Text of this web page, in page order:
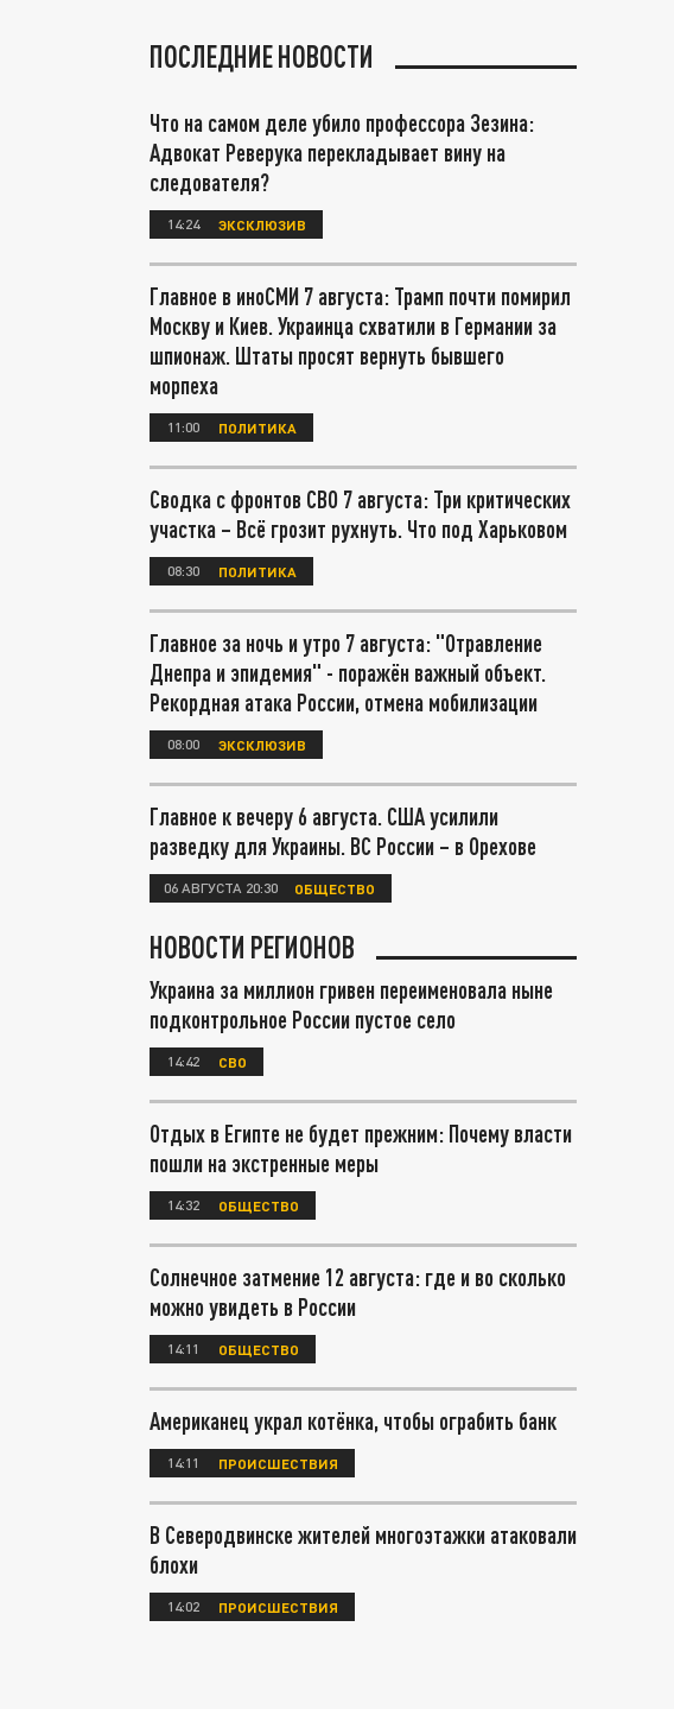
ПОСЛЕДНИЕ НОВОСТИ
Что на самом деле убило профессора Зезина:
Адвокат Реверука перекладывает вину на
следователя?
14:24 ЭКСКЛЮЗИВ
Главное в иноСМИ 7 августа: Трамп почти помирил
Москву и Киев. Украинца схватили в Германии за
шпионаж. Штаты просят вернуть бывшего
морпеха
11:00 ПОЛИТИКА
Сводка с фронтов СВО 7 августа: Три критических
участка – Всё грозит рухнуть. Что под Харьковом
08:30 ПОЛИТИКА
Главное за ночь и утро 7 августа: "Отравление
Днепра и эпидемия" - поражён важный объект.
Рекордная атака России, отмена мобилизации
08:00 ЭКСКЛЮЗИВ
Главное к вечеру 6 августа. США усилили
разведку для Украины. ВС России – в Орехове
06 АВГУСТА 20:30 ОБЩЕСТВО
НОВОСТИ РЕГИОНОВ
Украина за миллион гривен переименовала ныне
подконтрольное России пустое село
14:42 СВО
Отдых в Египте не будет прежним: Почему власти
пошли на экстренные меры
14:32 ОБЩЕСТВО
Солнечное затмение 12 августа: где и во сколько
можно увидеть в России
14:11 ОБЩЕСТВО
Американец украл котёнка, чтобы ограбить банк
14:11 ПРОИСШЕСТВИЯ
В Северодвинске жителей многоэтажки атаковали
блохи
14:02 ПРОИСШЕСТВИЯ